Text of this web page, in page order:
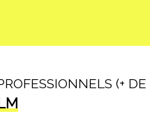
(+ DE